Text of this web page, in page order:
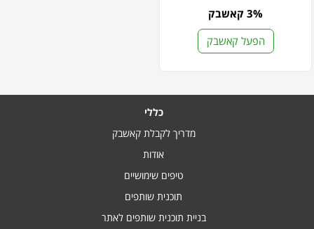
3% קאשבק
הפעל קאשבק
כללי
מדריך לקבלת קאשבק
אודות
טיפים שימושיים
תוכנית שותפים
בניית תוכנית שותפים לאתר